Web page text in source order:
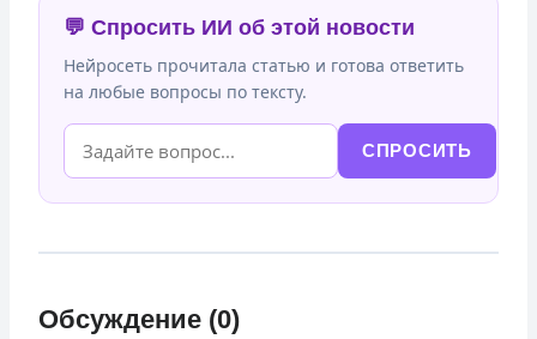
💬 Спросить ИИ об этой новости
Нейросеть прочитала статью и готова ответить
на любые вопросы по тексту.
СПРОСИТЬ
Обсуждение (0)